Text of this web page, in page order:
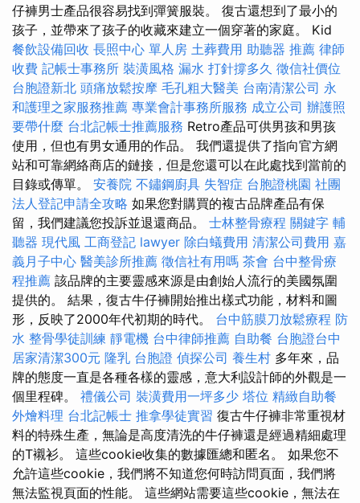
仔褲男士產品很容易找到彈簧服裝。 復古還想到了最小的
孩子，並帶來了孩子的收藏來建立一個穿著的家庭。 Kid
餐飲設備回收 長照中心 單人房 土葬費用 助聽器 推薦 律師
收費 記帳士事務所 裝潢風格 漏水 打針撐多久 徵信社價位
台胞證新北 頭痛放鬆按摩 毛孔粗大醫美 台南清潔公司 永
和護理之家服務推薦 專業會計事務所服務 成立公司 辦護照
要帶什麼 台北記帳士推薦服務 Retro產品可供男孩和男孩
使用，但也有男女通用的作品。 我們還提供了指向官方網
站和可靠網絡商店的鏈接，但是您還可以在此處找到當前的
目錄或傳單。 安養院 不鏽鋼廚具 失智症 台胞證桃園 社團
法人登記申請全攻略 如果您對購買的複古品牌產品有保
留，我們建議您投訴並退還商品。 士林整骨療程 關鍵字 輔
聽器 現代風 工商登記 lawyer 除白蟻費用 清潔公司費用 嘉
義月子中心 醫美診所推薦 徵信社有用嗎 茶會 台中整骨療
程推薦 該品牌的主要靈感來源是由創始人流行的美國氛圍
提供的。 結果，復古牛仔褲開始推出樣式功能，材料和圖
形，反映了2000年代初期的時代。 台中筋膜刀放鬆療程 防
水 整骨學徒訓練 靜電機 台中律師推薦 自助餐 台胞證台中
居家清潔300元 隆乳 台胞證 偵探公司 養生村 多年來，品
牌的態度一直是各種各樣的靈感，意大利設計師的外觀是一
個里程碑。 禮儀公司 裝潢費用一坪多少 塔位 精緻自助餐
外燴料理 台北記帳士 推拿學徒實習 復古牛仔褲非常重視材
料的特殊生產，無論是高度清洗的牛仔褲還是經過精細處理
的T襯衫。 這些cookie收集的數據匯總和匿名。 如果您不
允許這些cookie，我們將不知道您何時訪問頁面，我們將
無法監視頁面的性能。 這些網站需要這些cookie，無法在